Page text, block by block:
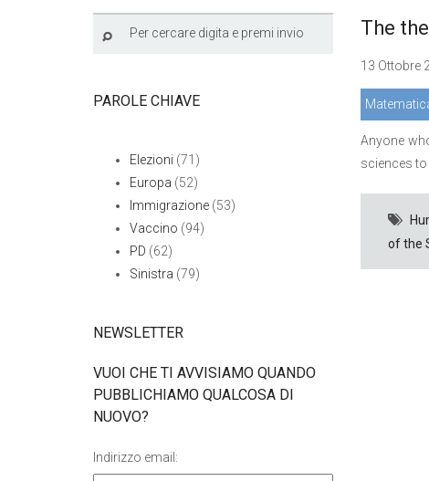
The
13 Ottobre
Anyone
sciences to
of the
PAROLE CHIAVE
Elezioni (71)
Europa (52)
Immigrazione (53)
Vaccino (94)
PD (62)
Sinistra (79)
NEWSLETTER
VUOI CHE TI AVVISIAMO QUANDO
PUBBLICHIAMO QUALCOSA DI
NUOVO?
Indirizzo email: